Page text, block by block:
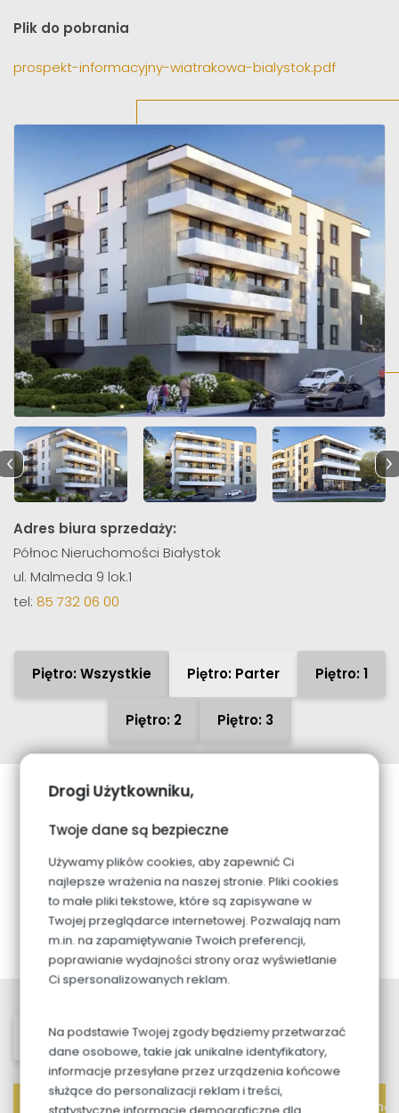
Drogi Użytkowniku,
Twoje dane są bezpieczne
Używamy plików cookies, aby zapewnić Ci
najlepsze wrażenia na naszej stronie. Pliki cookies
to małe pliki tekstowe, które są zapisywane w
Twojej przeglądarce internetowej. Pozwalają nam
m.in. na zapamiętywanie Twoich preferencji,
poprawianie wydajności strony oraz wyświetlanie
Ci spersonalizowanych reklam.
Na podstawie Twojej zgody będziemy przetwarzać
dane osobowe, takie jak unikalne identyfikatory,
informacje przesyłane przez urządzenia końcowe
służące do personalizacji reklam i treści,
Plik do pobrania
prospekt-informacyjny-wiatrakowa-bialystok.pdf
Adres biura sprzedaży:
Północ Nieruchomości Białystok
ul. Malmeda 9 lok.1
tel: 85 732 06 00
Piętro: Wszystkie Piętro: Parter Piętro: 1
Piętro: 2 Piętro: 3
Mieszkania Lokale usługowe
Metraż Cena